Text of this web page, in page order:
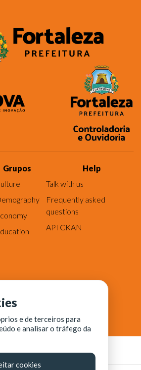
Grupos
Help
Talk with us
Frequently asked
questions
API CKAN
e de terceiros para
e analisar o tráfego da
cookies